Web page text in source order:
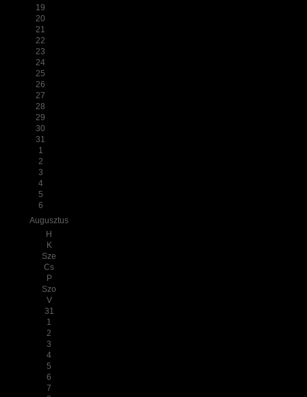
19
20
21
22
23
24
25
26
27
28
29
30
31
1
2
3
4
5
6
Augusztus
H
K
Sze
Cs
P
Szo
V
31
1
2
3
4
5
6
7